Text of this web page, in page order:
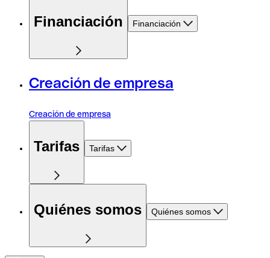
Financiación Financiación
Creación de empresa
Creación de empresa
Tarifas Tarifas
Quiénes somos Quiénes somos